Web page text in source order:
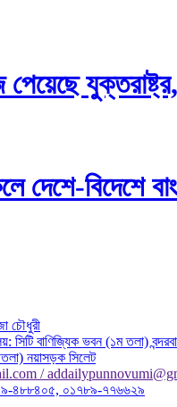
দেশে-বিদেশে
চৌধুরী
সিটি বাণিজ্যিক ভবন (১ম তলা)
নয়াসড়ক সিলেট
/
৪৮৮৪০৫, ০১৭৮৯-৭৭৬৬২৯